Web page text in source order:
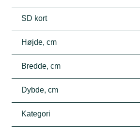
SD kort
Højde, cm
Bredde, cm
Dybde, cm
Kategori